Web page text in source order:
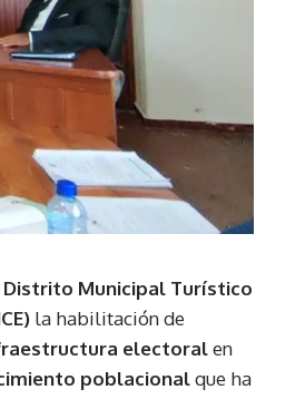
Municipal Turístico
la habilitación de
electoralen
poblacionalque ha